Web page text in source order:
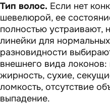
Тип волос. Если нет
шевелюрой, ее
полностью устраивают,
линейки для
разновидности
внешнего вида
жирность, сухие,
ломкость, отсутствие
выпадение.